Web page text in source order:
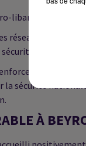
libanaise demeure
réseaux de
de la
la sécurité
À